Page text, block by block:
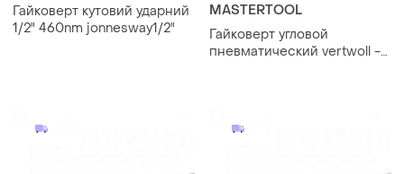
Гайковерт кутовий ударний
1/2" 460nm jonnesway1/2"
MASTERTOOL
Гайковерт угловой
пневматический vertwoll -